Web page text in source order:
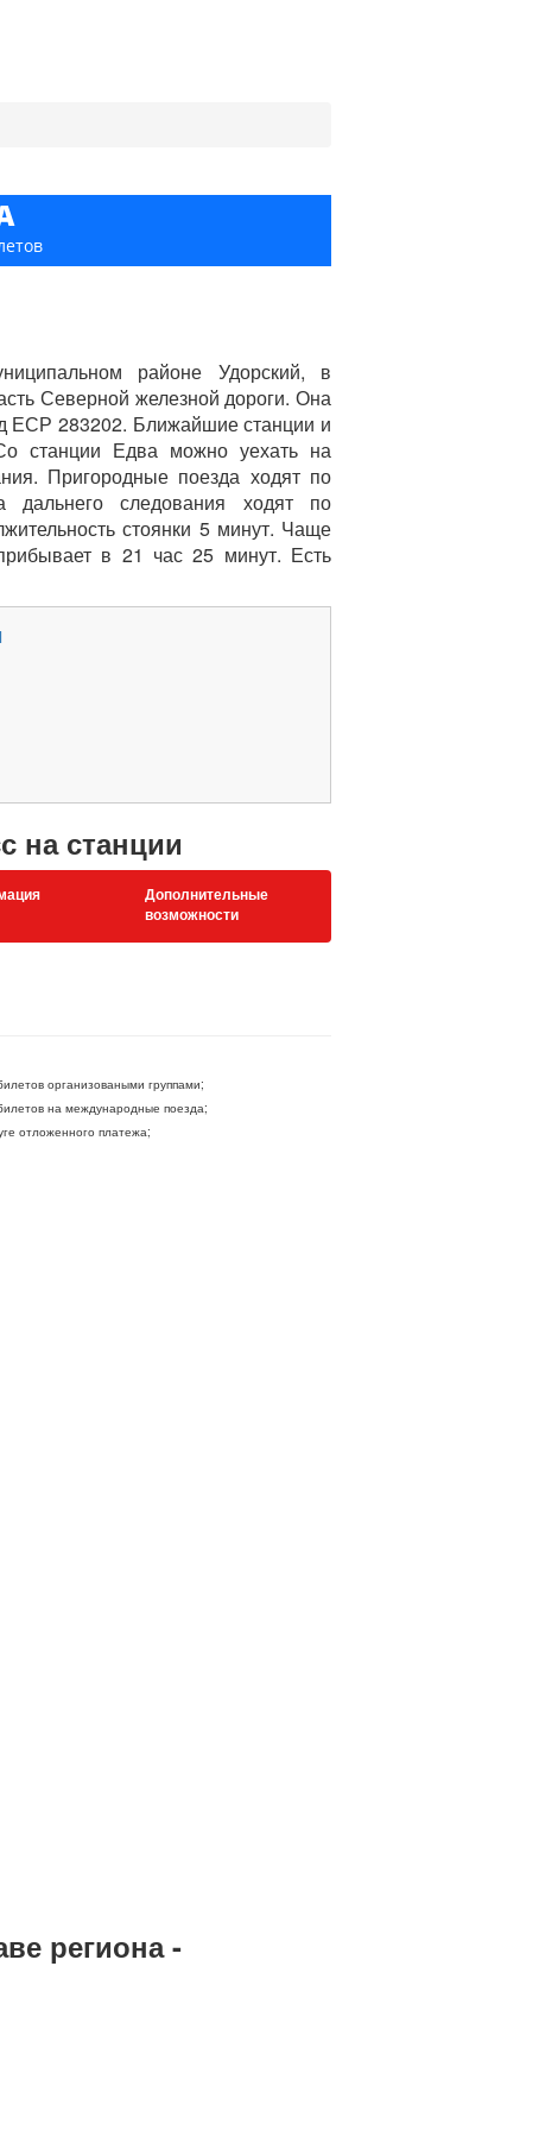
районе Удорский, в
Северной железной дороги. Она
ЕСР 283202. Ближайшие станции и
станции Едва можно уехать на
Пригородные поезда ходят по
дальнего следования ходят по
стоянки 5 минут. Чаще
в 21 час 25 минут. Есть
на станции
Дополнительные
возможности
организоваными группами;
на международные поезда;
отложенного платежа;
региона -